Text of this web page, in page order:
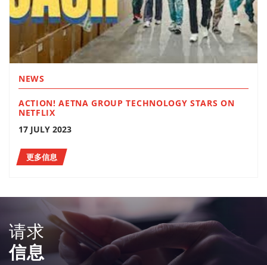
NEWS
ACTION! AETNA GROUP TECHNOLOGY STARS ON
NETFLIX
17 JULY 2023
更多信息
请求
信息